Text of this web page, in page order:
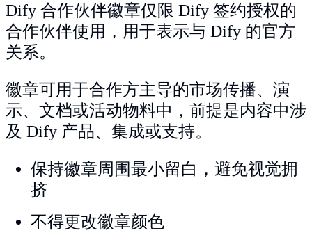
Dify 合作伙伴徽章仅限 Dify 签约授权的
合作伙伴使用，用于表示与 Dify 的官方
关系。
徽章可用于合作方主导的市场传播、演
示、文档或活动物料中，前提是内容中涉
及 Dify 产品、集成或支持。
保持徽章周围最小留白，避免视觉拥
挤
不得更改徽章颜色